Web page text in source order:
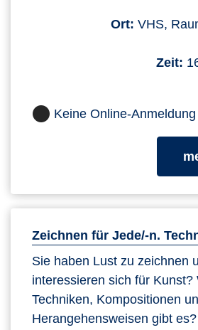
Ort: VHS,
Zeit:
Keine Online-
Zeichnen für Jede/-n.
Sie haben Lust zu zeichnen
interessieren sich für Kunst?
Techniken, Kompositionen
Herangehensweisen gibt